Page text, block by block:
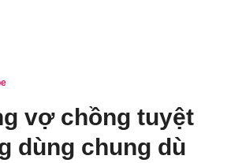
vợ chồng tuyệt
dùng chung dù